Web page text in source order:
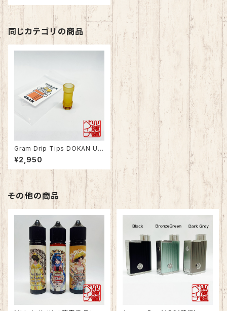
同じカテゴリの商品
Gram Drip Tips DOKAN Ult
em
¥2,950
その他の商品